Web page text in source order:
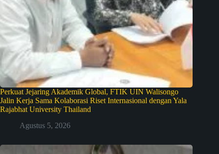
Perkuat Jejaring Akademik Global, FTIK UIN Walisongo
Jalin Kerja Sama Kolaborasi Riset Internasional dengan Yala
Rajabhat University Thailand
Agustus 5, 2026